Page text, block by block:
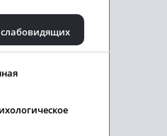
слабовидящих